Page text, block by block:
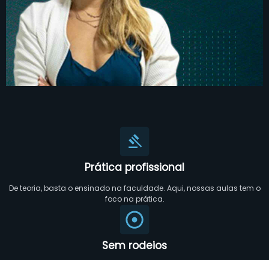
Prática profissional
De teoria, basta o ensinado na faculdade. Aqui, nossas aulas tem o
foco na prática.
Sem rodeios